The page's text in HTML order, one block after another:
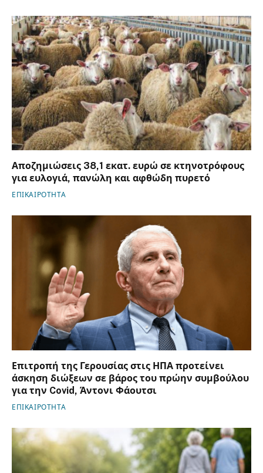
Αποζημιώσεις 38,1 εκατ. ευρώ σε κτηνοτρόφους
για ευλογιά, πανώλη και αφθώδη πυρετό
ΕΠΙΚΑΙΡΟΤΗΤΑ
Επιτροπή της Γερουσίας στις ΗΠΑ προτείνει
άσκηση διώξεων σε βάρος του πρώην συμβούλου
για την Covid, Άντονι Φάουτσι
ΕΠΙΚΑΙΡΟΤΗΤΑ